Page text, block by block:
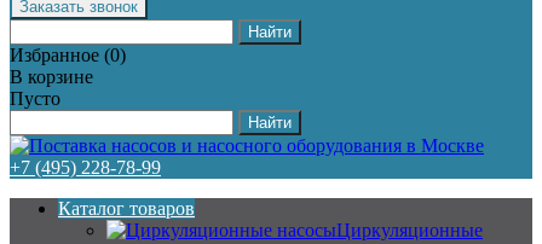
Избранное (0)
В корзине
Пусто
+7 (495) 228-78-99
Каталог товаров
Циркуляционные